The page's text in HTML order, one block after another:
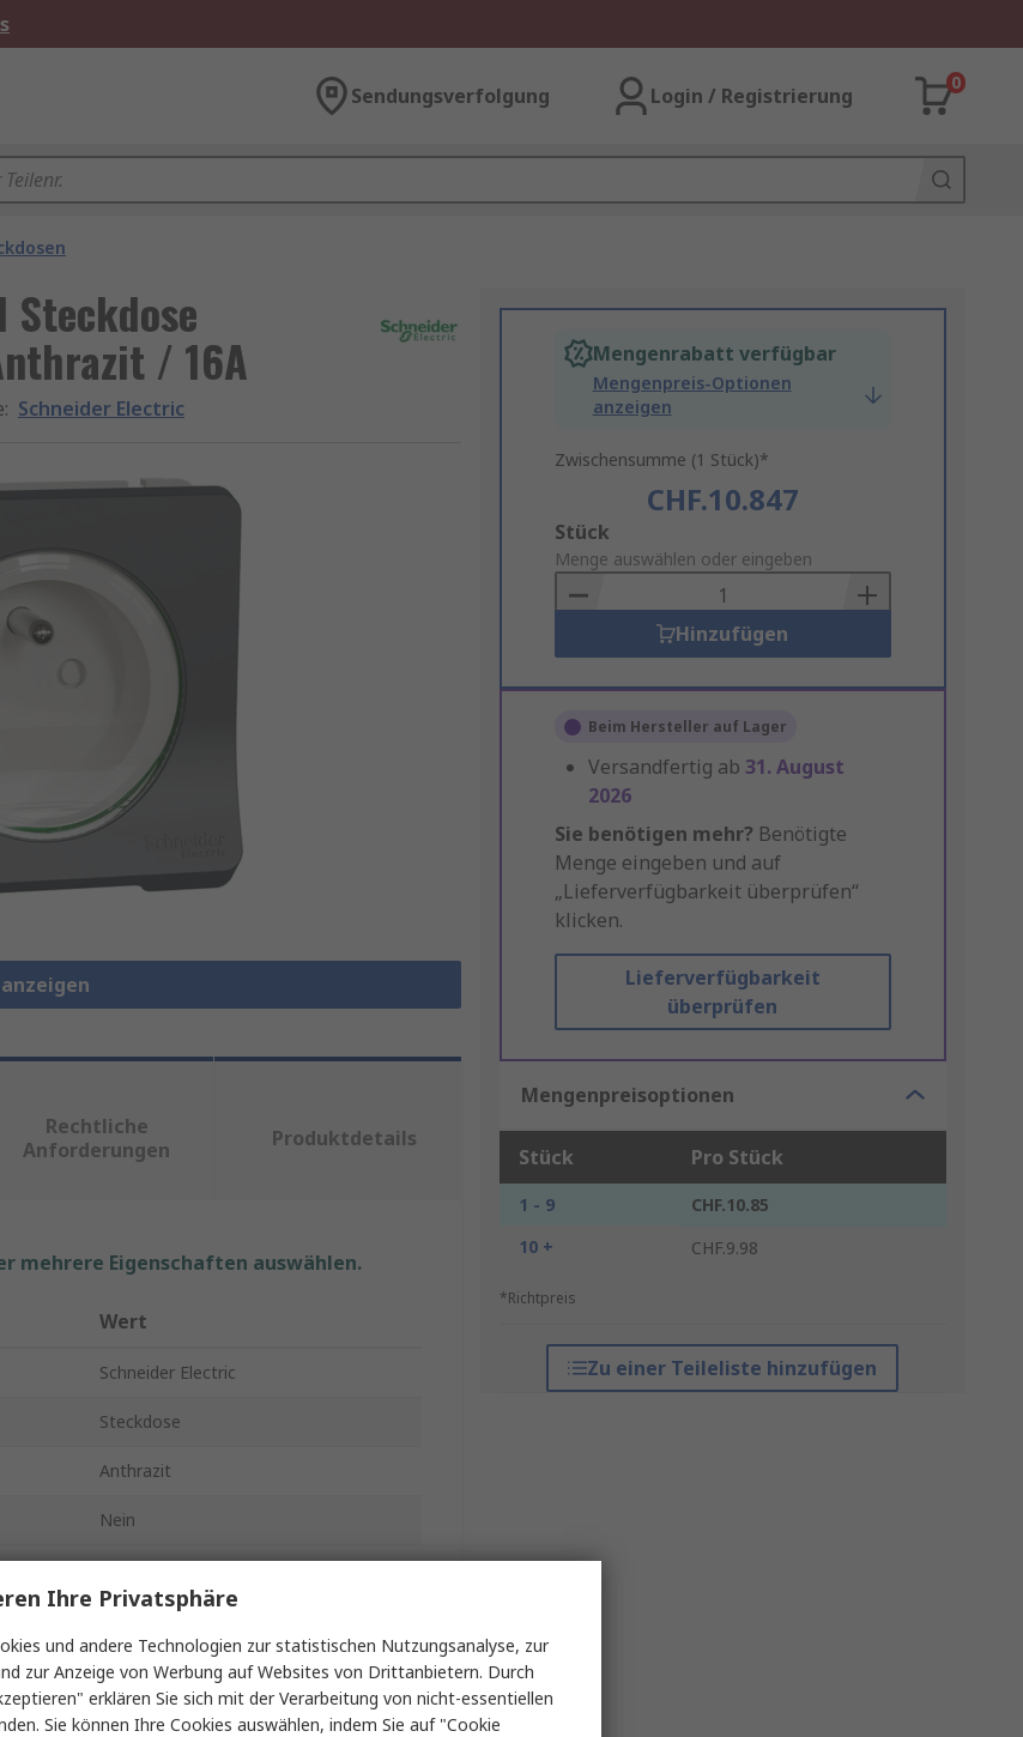
Sendungsverfolgung Login / Registrierung
0
/ 16A
: Schneider Electric
Mengenrabatt verfügbar
Mengenpreis-Optionen
anzeigen
Zwischensumme (1 Stück)*
CHF.10.847
Add
to
Basket
Stück
Menge auswählen oder eingeben
Hinzufügen
Beim Hersteller auf Lager
Versandfertig ab 31. August
2026
Sie benötigen mehr? Benötigte
Menge eingeben und auf
„Lieferverfügbarkeit überprüfen“
klicken.
Lieferverfügbarkeit
überprüfen
Mengenpreisoptionen
Stück Pro Stück
1 - 9
CHF.10.85
10 +
CHF.9.98
*Richtpreis
Zu einer Teileliste hinzufügen
Rechtliche
Anforderungen
Produktdetails
mehrere Eigenschaften auswählen.
Wert
Schneider Electric
Steckdose
Anthrazit
Nein
Oberfläche
16A
Ihre Privatsphäre
und andere Technologien zur statistischen Nutzungsanalyse, zur
zur Anzeige von Werbung auf Websites von Drittanbietern. Durch
erklären Sie sich mit der Verarbeitung von nicht-essentiellen
Sie können Ihre Cookies auswählen, indem Sie auf "Cookie